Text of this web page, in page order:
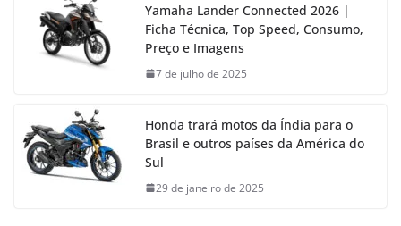
Yamaha Lander Connected 2026 |
Ficha Técnica, Top Speed, Consumo,
Preço e Imagens
7 de julho de 2025
Honda trará motos da Índia para o
Brasil e outros países da América do
Sul
29 de janeiro de 2025